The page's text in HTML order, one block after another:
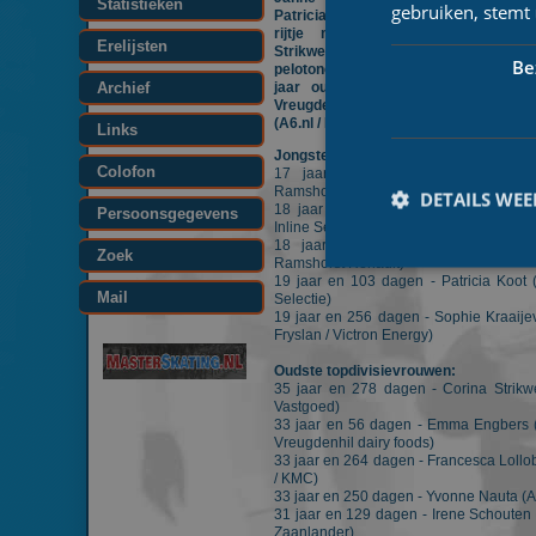
Statistieken
Erelijsten
Archief
Links
Colofon
Persoonsgegevens
Zoek
Mail
Patricia Koot (KNSB Inline Selectie)
rijtje met jongste
Strikwerda (Wokke Vastgoed) is dit
pelotonoudste. Met 35 jaar en 278
jaar ouder dan Emma Engbers
Vreugdenhil dairy foods) en Francesca
(A6.nl / KMC).
Jongste topdivisievrouwen:
17 jaar en 279 dagen - Sofia
Ramshorst Renault)
18 jaar en 255 dagen - Sanne
Inline Selectie)
18 jaar en 361 dagen - Janne
Ramshorst Renault)
19 jaar en 103 dagen - Patricia Koot
Selectie)
19 jaar en 256 dagen - Sophie
Fryslan / Victron Energy)
Oudste topdivisievrouwen:
35 jaar en 278 dagen - Corina
Vastgoed)
33 jaar en 56 dagen - Emma Engbers
Vreugdenhil dairy foods)
33 jaar en 264 dagen - Francesca
/ KMC)
33 jaar en 250 dagen - Yvonne Nauta
31 jaar en 129 dagen - Irene Schouten
Zaanlander)
gebruiken,
DETAILS
Prestatiecookies
niet worden gebruikt
Naam
_ga